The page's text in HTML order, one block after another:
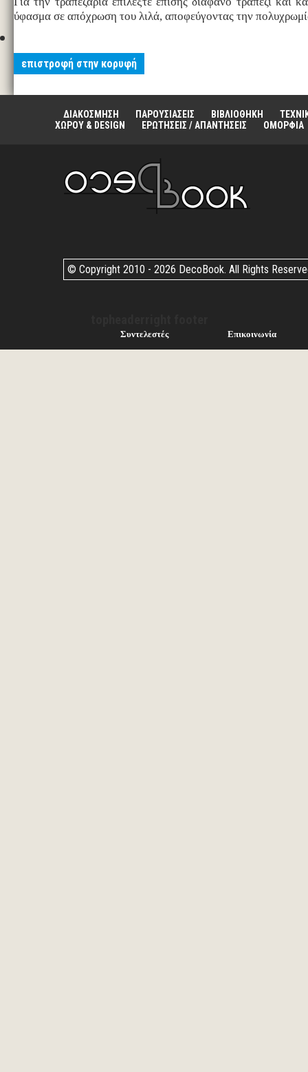
ύφασμα σε απόχρωση του λιλά, αποφεύγοντας την
επιστροφή στην κορυφή
ΔΙΑΚΟΣΜΗΣΗ ΠΑΡΟΥΣΙΑΣΕΙΣ ΒΙΒΛΙΟΘΗΚΗ
ΧΩΡΟΥ & DESIGN
ΕΡΩΤΗΣΕΙΣ / ΑΠΑΝΤΗΣΕΙΣ ΟΜΟΡΦΙΑ
© Copyright 2010 - 2026 DecoBook. All Rights
Συντελεστές Επικοινωνία